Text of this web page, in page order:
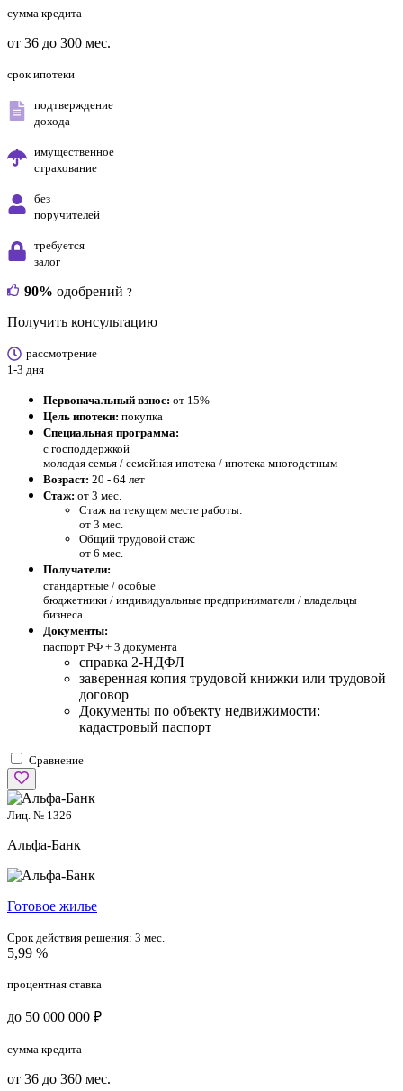
сумма кредита
от 36 до 300 мес.
срок ипотеки
подтверждение
дохода
имущественное
страхование
без
поручителей
требуется
залог
90% одобрений ?
Получить консультацию
рассмотрение
1-3 дня
Первоначальный взнос: от 15%
Цель ипотеки: покупка
Специальная программа:
с господдержкой
молодая семья / семейная ипотека / ипотека многодетным
Возраст: 20 - 64 лет
Стаж: от 3 мес.
Стаж на текущем месте работы:
от 3 мес.
Общий трудовой стаж:
от 6 мес.
Получатели:
стандартные / особые
бюджетники / индивидуальные предприниматели / владельцы
бизнеса
Документы:
паспорт РФ + 3 документа
справка 2-НДФЛ
заверенная копия трудовой книжки или трудовой
договор
Документы по объекту недвижимости:
кадастровый паспорт
Сравнение
Лиц. № 1326
Альфа-Банк
Готовое жилье
Срок действия решения: 3 мес.
5,99 %
процентная ставка
до 50 000 000 ₽
сумма кредита
от 36 до 360 мес.